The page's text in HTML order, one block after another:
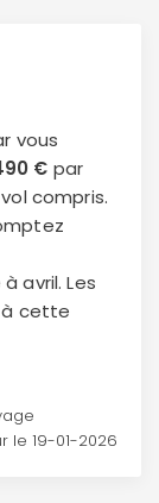
vous
€ par
vol compris.
avril. Les
à cette
le 19-01-2026